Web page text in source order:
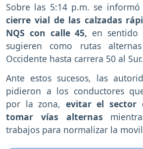
Sobre las 5:14 p.m. se
cierre vial de las calzadas
NQS con calle 45, en
sugieren como rutas
Occidente hasta carrera 50 al Sur.
Ante estos sucesos, las
pidieron a los conductores
por la zona, evitar el sector
tomar vías alternas
trabajos para normalizar la